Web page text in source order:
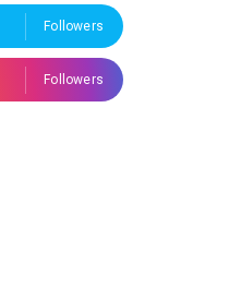
Followers
Followers